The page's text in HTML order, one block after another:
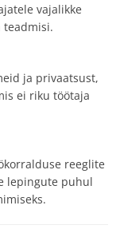
vajalikke
teadmisi.
ja privaatsust,
ei riku töötaja
reeglite
lepingute puhul